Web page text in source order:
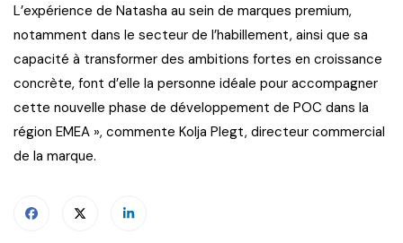
L’expérience de Natasha au sein de marques premium,
notamment dans le secteur de l’habillement, ainsi que sa
capacité à transformer des ambitions fortes en croissance
concrète, font d’elle la personne idéale pour accompagner
cette nouvelle phase de développement de POC dans la
région EMEA », commente Kolja Plegt, directeur commercial
de la marque.